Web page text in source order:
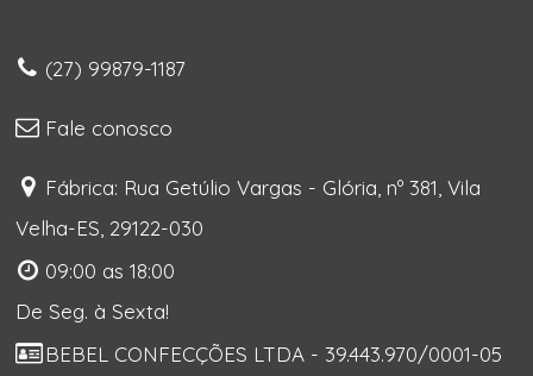
(27) 99879-1187
Fale conosco
Fábrica: Rua Getúlio Vargas - Glória, nº 381, Vila
Velha-ES, 29122-030
09:00 as 18:00
De Seg. à Sexta!
BEBEL CONFECÇÕES LTDA - 39.443.970/0001-05